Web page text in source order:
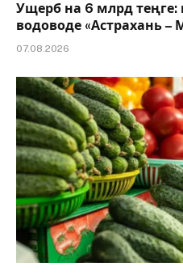
Ущерб на 6 млрд теңге:
водоводе «Астрахань
07.08.2026